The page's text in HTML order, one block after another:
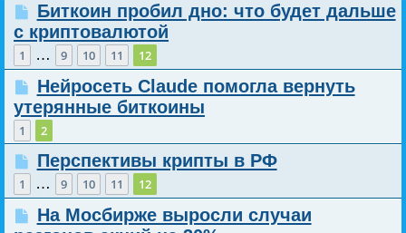
Биткоин пробил дно: что будет дальше
с криптовалютой
1 … 9 10 11 12
Нейросеть Claude помогла вернуть
утерянные биткоины
1 2
Перспективы крипты в РФ
1 … 9 10 11 12
На Мосбирже выросли случаи